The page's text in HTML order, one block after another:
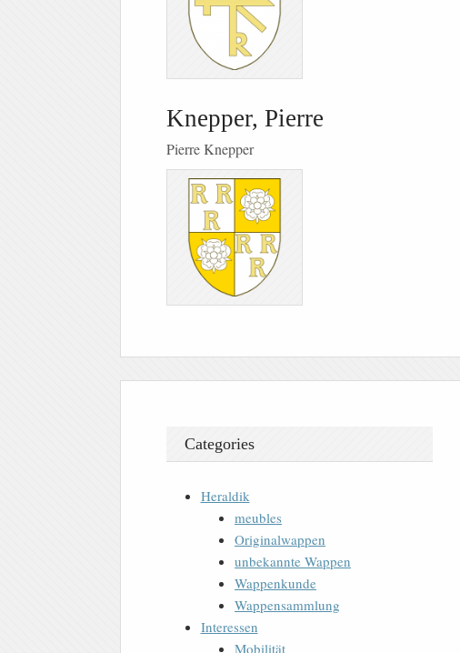
Knepper, Pierre
Pierre Knepper
Categories
Heraldik
meubles
Originalwappen
unbekannte Wappen
Wappenkunde
Wappensammlung
Interessen
Mobilität